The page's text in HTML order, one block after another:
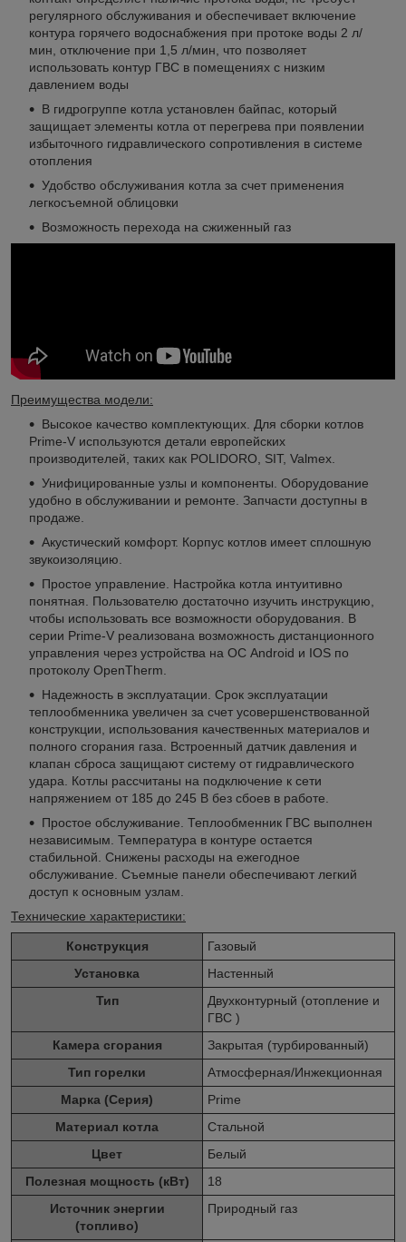
регулярного обслуживания и обеспечивает включение
контура горячего водоснабжения при протоке воды 2 л/
мин, отключение при 1,5 л/мин, что позволяет
использовать контур ГВС в помещениях с низким
давлением воды
В гидрогруппе котла установлен байпас, который
защищает элементы котла от перегрева при появлении
избыточного гидравлического сопротивления в системе
отопления
Удобство обслуживания котла за счет применения
легкосъемной облицовки
Возможность перехода на сжиженный газ
Преимущества модели:
Высокое качество комплектующих. Для сборки котлов
Prime-V используются детали европейских
производителей, таких как POLIDORO, SIT, Valmex.
Унифицированные узлы и компоненты. Оборудование
удобно в обслуживании и ремонте. Запчасти доступны в
продаже.
Акустический комфорт. Корпус котлов имеет сплошную
звукоизоляцию.
Простое управление. Настройка котла интуитивно
понятная. Пользователю достаточно изучить инструкцию,
чтобы использовать все возможности оборудования. В
серии Prime-V реализована возможность дистанционного
управления через устройства на ОС Android и IOS по
протоколу OpenTherm.
Надежность в эксплуатации. Срок эксплуатации
теплообменника увеличен за счет усовершенствованной
конструкции, использования качественных материалов и
полного сгорания газа. Встроенный датчик давления и
клапан сброса защищают систему от гидравлического
удара. Котлы рассчитаны на подключение к сети
напряжением от 185 до 245 В без сбоев в работе.
Простое обслуживание. Теплообменник ГВС выполнен
независимым. Температура в контуре остается
стабильной. Снижены расходы на ежегодное
обслуживание. Съемные панели обеспечивают легкий
доступ к основным узлам.
Технические характеристики:
Конструкция
Газовый
Установка
Настенный
Тип
Двухконтурный (отопление и
ГВС )
Камера сгорания
Закрытая (турбированный)
Тип горелки
Атмосферная/Инжекционная
Марка (Серия)
Prime
Материал котла
Стальной
Цвет
Белый
Полезная мощность (кВт)
18
Источник энергии
(топливо)
Природный газ